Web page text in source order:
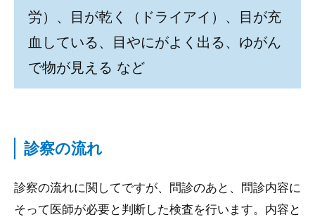
労）、目が乾く（ドライアイ）、目が充
血している、目やにがよく出る、ゆがん
で物が見える など
診察の流れ
診察の流れに関してですが、問診のあと、問診内容に
そって医師が必要と判断した検査を行います。内容と